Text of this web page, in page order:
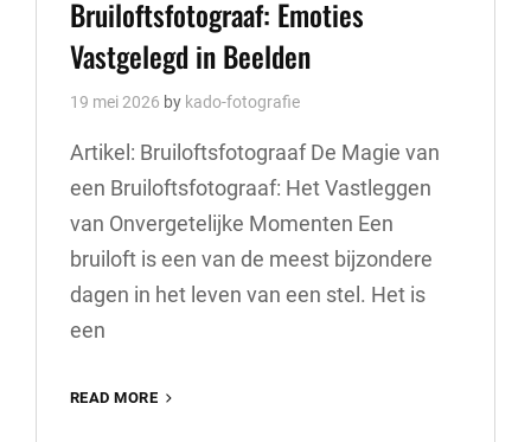
Bruiloftsfotograaf: Emoties
Vastgelegd in Beelden
19 mei 2026 by kado-fotografie
Artikel: Bruiloftsfotograaf De Magie van
een Bruiloftsfotograaf: Het Vastleggen
van Onvergetelijke Momenten Een
bruiloft is een van de meest bijzondere
dagen in het leven van een stel. Het is
een
READ MORE